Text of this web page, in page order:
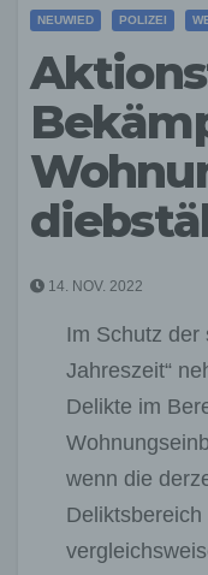
NEUWIED POLIZEI
14. NOV. 2022
Im Schutz der
Jahreszeit“
Delikte im
wenn die